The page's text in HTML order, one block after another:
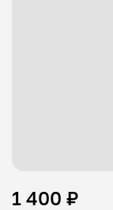
1 400 ₽